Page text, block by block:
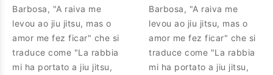
Barbosa, "A raiva me
levou ao jiu jitsu, mas o
amor me fez ficar" che si
traduce come "La rabbia
mi ha portato a jiu jitsu,
Barbosa, "A raiva me
levou ao jiu jitsu, mas o
amor me fez ficar" che si
traduce come "La rabbia
mi ha portato a jiu jitsu,